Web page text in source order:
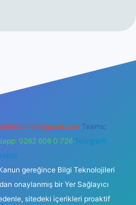
Teams:
0262 606 0 726 Telegram:
gereğince Bilgi Teknolojileri
onaylanmış bir Yer Sağlayıcı
sitedeki içerikleri proaktif